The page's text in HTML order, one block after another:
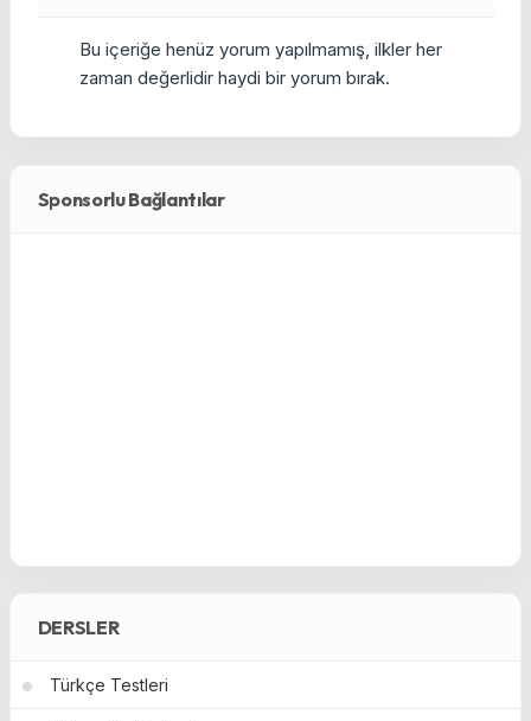
Bu içeriğe henüz yorum yapılmamış, ilkler her
zaman değerlidir haydi bir yorum bırak.
Sponsorlu Bağlantılar
DERSLER
Türkçe Testleri